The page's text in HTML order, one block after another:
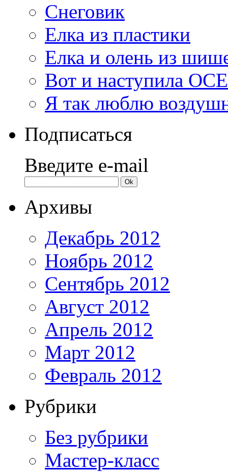
Снеговик
Елка из пластики
Елка и олень из
Вот и наступила
Я так люблю
Подписаться
Введите e-mail
Архивы
Декабрь 2012
Ноябрь 2012
Сентябрь 2012
Август 2012
Апрель 2012
Март 2012
Февраль 2012
Рубрики
Без рубрики
Мастер-класс